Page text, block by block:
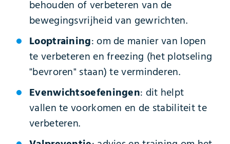
behouden of verbeteren van de
bewegingsvrijheid van gewrichten.
Looptraining: om de manier van lopen
te verbeteren en freezing (het plotseling
"bevroren" staan) te verminderen.
Evenwichtsoefeningen: dit helpt
vallen te voorkomen en de stabiliteit te
verbeteren.